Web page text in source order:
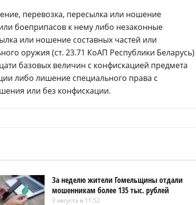
перевозка, пересылка или ношение
боеприпасов к нему либо незаконные
или ношение составных частей или
оружия (ст. 23.71 КоАП Республики Беларусь)
базовых величин с конфискацией предмета
либо лишение специального права с
или без конфискации.
За неделю жители Гомельщины отдали
мошенникам более 135 тыс. рублей
3 августа в 11:52